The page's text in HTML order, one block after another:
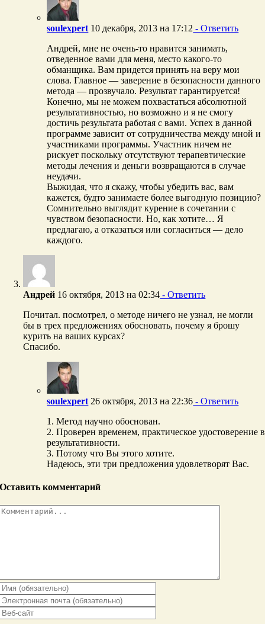
soulexpert 10 декабря, 2013 на 17:12 - Ответить
Андрей, мне не очень-то нравится занимать,
отведенное вами для меня, место какого-то
обманщика. Вам придется принять на веру мои
слова. Главное — заверение в безопасности данного
метода — прозвучало. Результат гарантируется!
Конечно, мы не можем похвастаться абсолютной
результативностью, но возможно и я не смогу
достичь результата работая с вами. Успех в данной
программе зависит от сотрудничества между мной и
участниками программы. Участник ничем не
рискует поскольку отсутствуют терапевтические
методы лечения и деньги возвращаются в случае
неудачи.
Выжидая, что я скажу, чтобы убедить вас, вам
кажется, будто занимаете более выгодную позицию?
Сомнительно выглядит курение в сочетании с
чувством безопасности. Но, как хотите… Я
предлагаю, а отказаться или согласиться — дело
каждого.
Андрей 16 октября, 2013 на 02:34 - Ответить
Почитал. посмотрел, о методе ничего не узнал, не могли
бы в трех предложениях обосновать, почему я брошу
курить на ваших курсах?
Спасибо.
soulexpert 26 октября, 2013 на 22:36 - Ответить
1. Метод научно обоснован.
2. Проверен временем, практическое удостоверение в
результативности.
3. Потому что Вы этого хотите.
Надеюсь, эти три предложения удовлетворят Вас.
Оставить комментарий